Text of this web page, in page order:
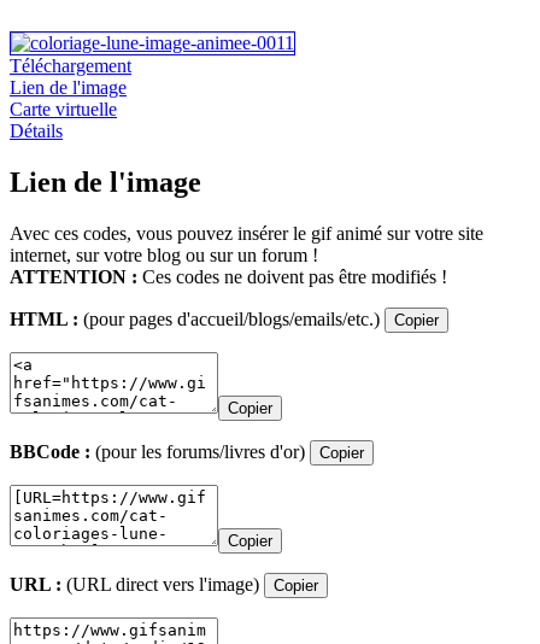
Téléchargement
Lien de l'image
Carte virtuelle
Détails
Lien de l'image
Avec ces codes, vous pouvez insérer le gif animé sur votre site
internet, sur votre blog ou sur un forum !
ATTENTION : Ces codes ne doivent pas être modifiés !
HTML : (pour pages d'accueil/blogs/emails/etc.) Copier
Copier
BBCode : (pour les forums/livres d'or) Copier
Copier
URL : (URL direct vers l'image) Copier